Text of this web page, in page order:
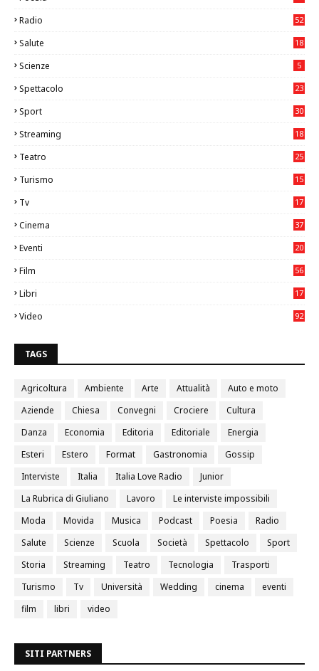
Radio 52
Salute
18
Scienze 5
Spettacolo 23
Sport
30
Streaming 18
Teatro
25
Turismo
15
Tv
17
Cinema
37
Eventi
20
Film
56
Libri
17
Video
92
TAGS
Agricoltura Ambiente Arte Attualità
Auto e moto
Aziende
Chiesa Convegni Crociere
Cultura
Danza
Economia Editoria Editoriale
Energia
Esteri
Estero Format Gastronomia
Gossip
Interviste
Italia Italia Love Radio
Junior
La Rubrica di Giuliano
Lavoro
Le interviste impossibili
Moda
Movida Musica Podcast Poesia
Radio
Salute
Scienze Scuola Società Spettacolo
Sport
Storia
Streaming Teatro Tecnologia
Trasporti
Turismo
Tv Università Wedding cinema
eventi
film
libri video
SITI PARTNERS